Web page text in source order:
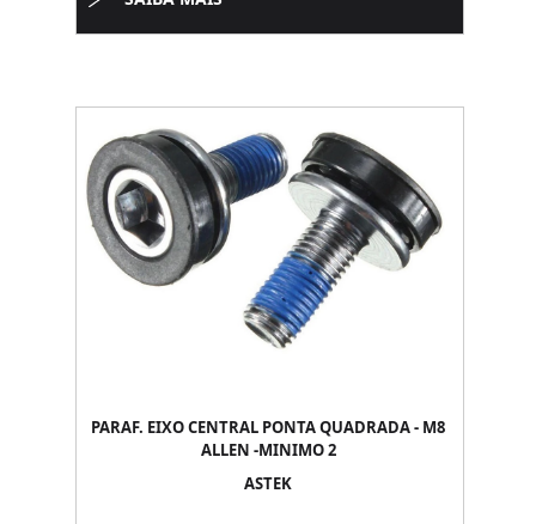
PARAF. EIXO CENTRAL PONTA QUADRADA - M8
ALLEN -MINIMO 2
ASTEK